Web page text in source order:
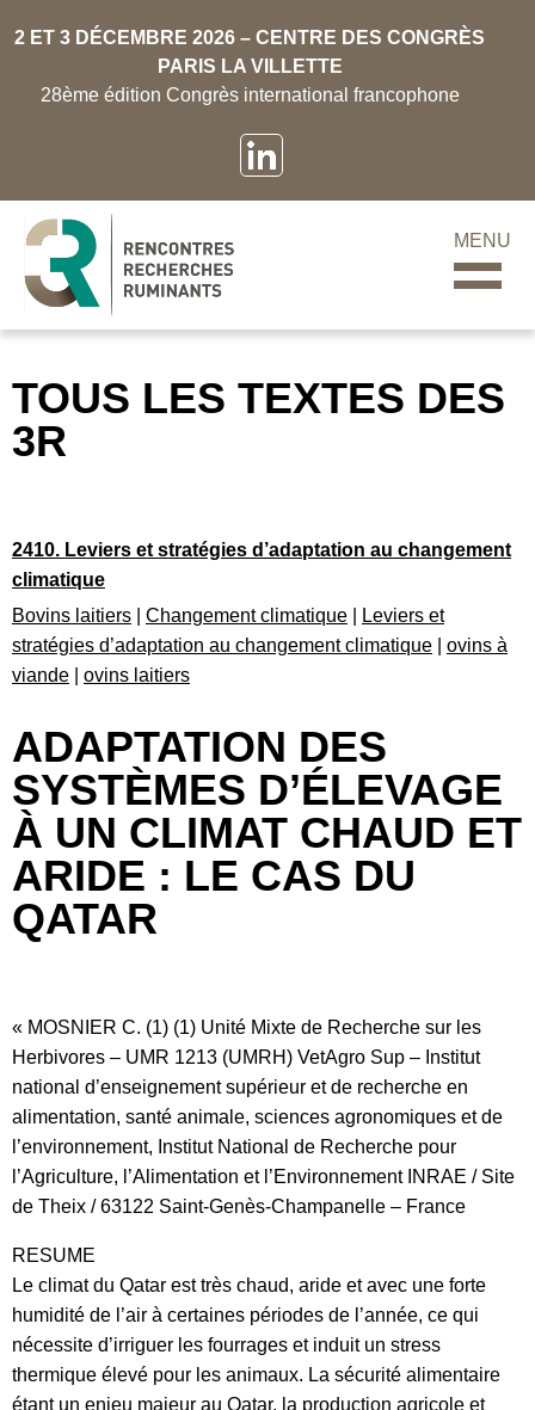
2 ET 3 DÉCEMBRE 2026 – CENTRE DES CONGRÈS
PARIS LA VILLETTE
28ème édition Congrès international francophone
MENU
TOUS LES TEXTES DES
3R
2410. Leviers et stratégies d’adaptation au changement
climatique
Bovins laitiers
Changement climatique
Leviers et
stratégies d’adaptation au changement climatique
ovins à
viande
ovins laitiers
ADAPTATION DES
SYSTÈMES D’ÉLEVAGE
À UN CLIMAT CHAUD ET
ARIDE : LE CAS DU
QATAR
« MOSNIER C. (1) (1) Unité Mixte de Recherche sur les
Herbivores – UMR 1213 (UMRH) VetAgro Sup – Institut
national d’enseignement supérieur et de recherche en
alimentation, santé animale, sciences agronomiques et de
l’environnement, Institut National de Recherche pour
l’Agriculture, l’Alimentation et l’Environnement INRAE / Site
de Theix / 63122 Saint-Genès-Champanelle – France
RESUME
Le climat du Qatar est très chaud, aride et avec une forte
humidité de l’air à certaines périodes de l’année, ce qui
nécessite d’irriguer les fourrages et induit un stress
thermique élevé pour les animaux. La sécurité alimentaire
étant un enjeu majeur au Qatar, la production agricole et